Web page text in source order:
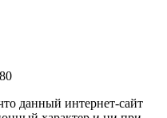
данный интернет-сайт